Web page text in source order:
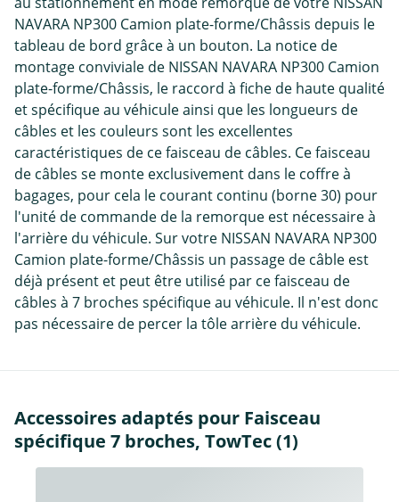
NAVARA NP300 Camion plate-forme/Châssis depuis le
tableau de bord grâce à un bouton. La notice de
montage conviviale de NISSAN NAVARA NP300 Camion
plate-forme/Châssis, le raccord à fiche de haute qualité
et spécifique au véhicule ainsi que les longueurs de
câbles et les couleurs sont les excellentes
caractéristiques de ce faisceau de câbles. Ce faisceau
de câbles se monte exclusivement dans le coffre à
bagages, pour cela le courant continu (borne 30) pour
l'unité de commande de la remorque est nécessaire à
l'arrière du véhicule. Sur votre NISSAN NAVARA NP300
Camion plate-forme/Châssis un passage de câble est
déjà présent et peut être utilisé par ce faisceau de
câbles à 7 broches spécifique au véhicule. Il n'est donc
pas nécessaire de percer la tôle arrière du véhicule.
Accessoires adaptés pour Faisceau
spécifique 7 broches, TowTec (1)